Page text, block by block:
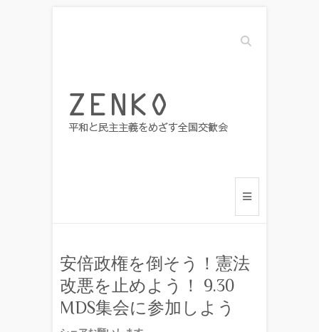
Search
安倍政権を倒そう！憲法
改悪を止めよう！ 9.30
MDS集会に参加しよう